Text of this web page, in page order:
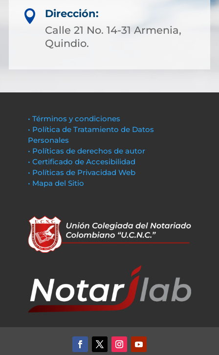

Dirección:
Calle 21 No. 14-31 Armenia,
Quindio.
• Términos y condiciones
• Política de Tratamiento de Datos
Personales
• Políticas de derechos de autor
• Certificado de Accesibilidad
• Políticas de Privacidad Web
• Mapa del Sitio